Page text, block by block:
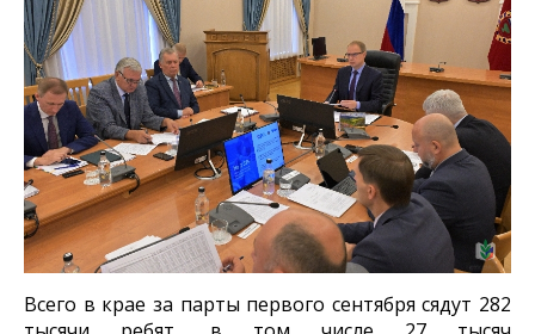
Всего в крае за парты первого сентября сядут 282